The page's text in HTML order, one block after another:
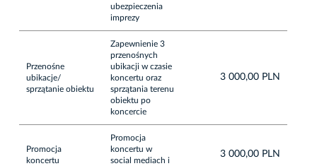
ubezpieczenia
imprezy
Przenośne
ubikacje/
sprzątanie obiektu
Zapewnienie 3
przenośnych
ubikacji w czasie
koncertu oraz
sprzątania terenu
obiektu po
koncercie
3 000,00 PLN
Promocja
koncertu
Promocja
koncertu w
social mediach i
3 000,00 PLN